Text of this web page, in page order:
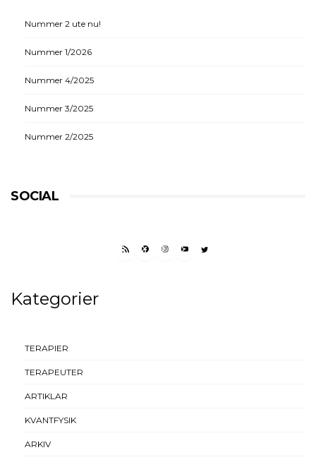
Nummer 2 ute nu!
Nummer 1/2026
Nummer 4/2025
Nummer 3/2025
Nummer 2/2025
SOCIAL
RSS FEEDFACEBOOK
INSTAGRAM
YOUTUBETWITTER
Kategorier
TERAPIER
TERAPEUTER
ARTIKLAR
KVANTFYSIK
ARKIV